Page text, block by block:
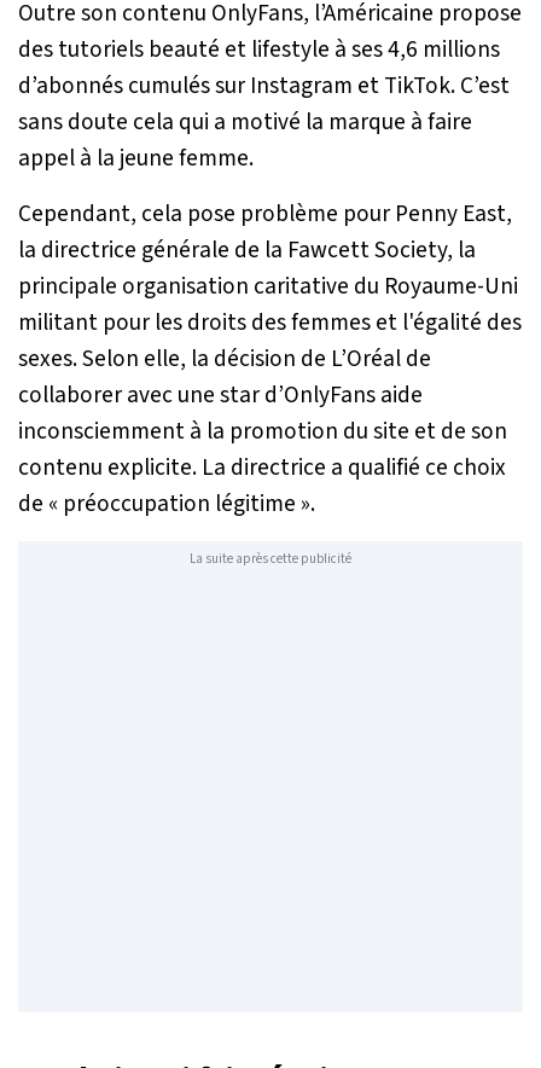
Outre son contenu OnlyFans, l’Américaine propose
des tutoriels beauté et lifestyle à ses 4,6 millions
d’abonnés cumulés sur Instagram et TikTok. C’est
sans doute cela qui a motivé la marque à faire
appel à la jeune femme.
Cependant, cela pose problème pour Penny East,
la directrice générale de la Fawcett Society, la
principale organisation caritative du Royaume-Uni
militant pour les droits des femmes et l'égalité des
sexes. Selon elle, la décision de L’Oréal de
collaborer avec une star d’OnlyFans aide
inconsciemment à la promotion du site et de son
contenu explicite. La directrice a qualifié ce choix
de « préoccupation légitime ».
La suite après cette publicité